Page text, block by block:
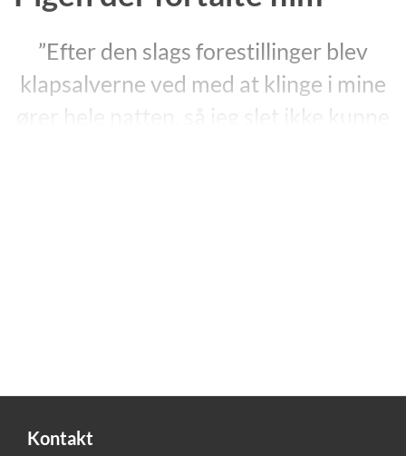
”Efter den slags forestillinger blev
klapsalverne ved med at klinge i mine
ører hele natten, så jeg slet ikke kunne
en hård opvækst med stor fattigdom, og uden meget
Kontakt